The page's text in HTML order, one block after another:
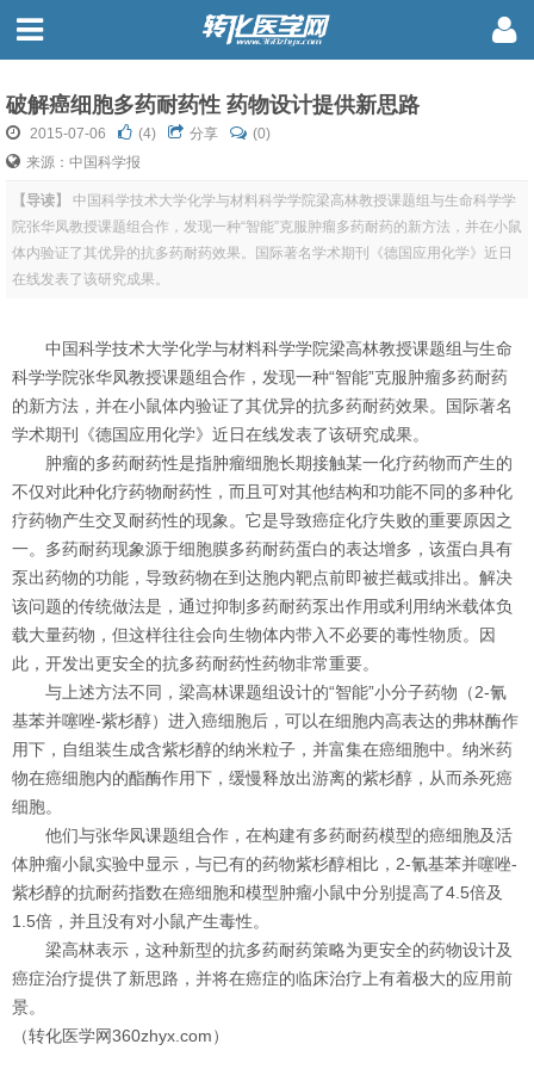
破解癌细胞多药耐药性 药物设计提供新思路
2015-07-06 (4) 分享
(0)
来源：中国科学报
【导读】
中国科学技术大学化学与材料科学学院梁高林教授课题组与生命科学学
院张华凤教授课题组合作，发现一种“智能”克服肿瘤多药耐药的新方法，并在小鼠
体内验证了其优异的抗多药耐药效果。国际著名学术期刊《德国应用化学》近日
在线发表了该研究成果。
中国科学技术大学化学与材料科学学院梁高林教授课题组与生命
科学学院张华凤教授课题组合作，发现一种“智能”克服肿瘤多药耐药
的新方法，并在小鼠体内验证了其优异的抗多药耐药效果。国际著名
学术期刊《德国应用化学》近日在线发表了该研究成果。
肿瘤的多药耐药性是指肿瘤细胞长期接触某一化疗药物而产生的
不仅对此种化疗药物耐药性，而且可对其他结构和功能不同的多种化
疗药物产生交叉耐药性的现象。它是导致癌症化疗失败的重要原因之
一。多药耐药现象源于细胞膜多药耐药蛋白的表达增多，该蛋白具有
泵出药物的功能，导致药物在到达胞内靶点前即被拦截或排出。解决
该问题的传统做法是，通过抑制多药耐药泵出作用或利用纳米载体负
载大量药物，但这样往往会向生物体内带入不必要的毒性物质。因
此，开发出更安全的抗多药耐药性药物非常重要。
与上述方法不同，梁高林课题组设计的“智能”小分子药物（2-氰
基苯并噻唑-紫杉醇）进入癌细胞后，可以在细胞内高表达的弗林酶作
用下，自组装生成含紫杉醇的纳米粒子，并富集在癌细胞中。纳米药
物在癌细胞内的酯酶作用下，缓慢释放出游离的紫杉醇，从而杀死癌
细胞。
他们与张华凤课题组合作，在构建有多药耐药模型的癌细胞及活
体肿瘤小鼠实验中显示，与已有的药物紫杉醇相比，2-氰基苯并噻唑-
紫杉醇的抗耐药指数在癌细胞和模型肿瘤小鼠中分别提高了4.5倍及
1.5倍，并且没有对小鼠产生毒性。
梁高林表示，这种新型的抗多药耐药策略为更安全的药物设计及
癌症治疗提供了新思路，并将在癌症的临床治疗上有着极大的应用前
景。
（转化医学网360zhyx.com）